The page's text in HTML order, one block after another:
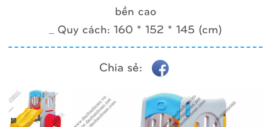
bền cao
_ Quy cách: 160 * 152 * 145 (cm)
Chia sẻ: